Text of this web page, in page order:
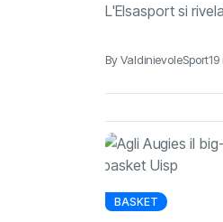
L'Elsasport si
By ValdinievoleSport
BASKET